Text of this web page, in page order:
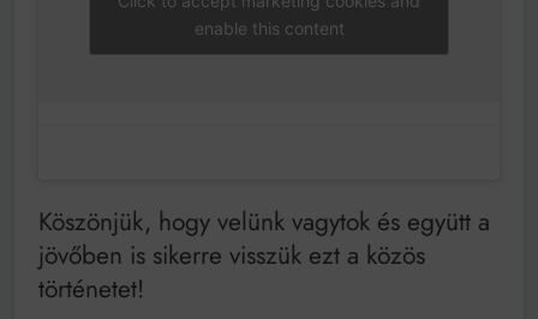
enable this content
Köszönjük, hogy velünk vagytok és együtt a
jövőben is sikerre visszük ezt a közös
történetet!